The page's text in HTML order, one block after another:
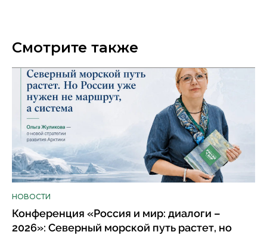
Смотрите также
НОВОСТИ
Конференция «Россия и мир: диалоги –
2026»: Северный морской путь растет, но